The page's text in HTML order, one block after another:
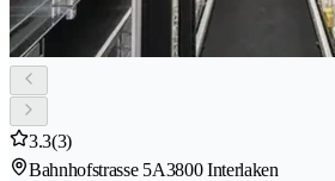
3.3(3)
Bahnhofstrasse 5A3800 Interlaken